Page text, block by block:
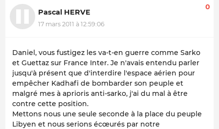
Pascal HERVE
17 mars 2011 à 12:59:06
0
Daniel, vous fustigez les va-t-en guerre comme Sarko
et Guettaz sur France Inter. Je n'avais entendu parler
jusqu'à présent que d'interdire l'espace aérien pour
empêcher Kadhafi de bombarder son peuple et
malgré mes à aprioris anti-sarko, j'ai du mal à être
contre cette position.
Mettons nous une seule seconde à la place du peuple
Libyen et nous serions écœurés par notre